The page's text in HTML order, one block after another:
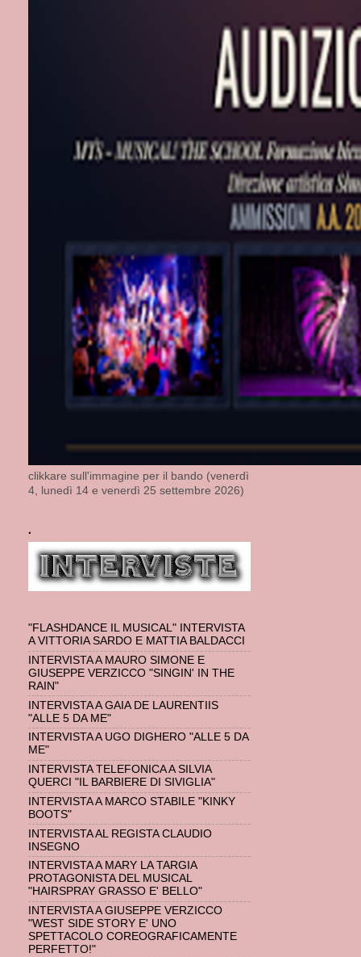
clikkare sull'immagine per il bando (venerdì
4, lunedì 14 e venerdì 25 settembre 2026)
.
"FLASHDANCE IL MUSICAL" INTERVISTA
A VITTORIA SARDO E MATTIA BALDACCI
INTERVISTA A MAURO SIMONE E
GIUSEPPE VERZICCO "SINGIN' IN THE
RAIN"
INTERVISTA A GAIA DE LAURENTIIS
"ALLE 5 DA ME"
INTERVISTA A UGO DIGHERO "ALLE 5 DA
ME"
INTERVISTA TELEFONICA A SILVIA
QUERCI "IL BARBIERE DI SIVIGLIA"
INTERVISTA A MARCO STABILE "KINKY
BOOTS"
INTERVISTA AL REGISTA CLAUDIO
INSEGNO
INTERVISTA A MARY LA TARGIA
PROTAGONISTA DEL MUSICAL
"HAIRSPRAY GRASSO E' BELLO"
INTERVISTA A GIUSEPPE VERZICCO
"WEST SIDE STORY E' UNO
SPETTACOLO COREOGRAFICAMENTE
PERFETTO!"